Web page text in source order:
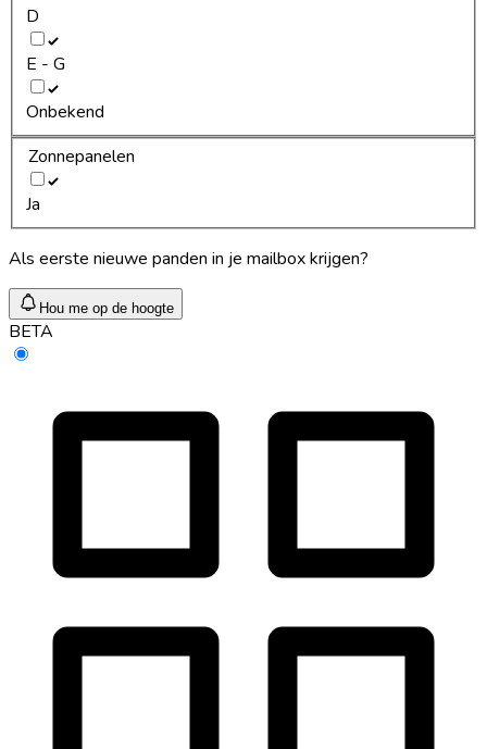
D
E - G
Onbekend
Zonnepanelen
Ja
Als eerste nieuwe panden in je mailbox krijgen?
Hou me op de hoogte
BETA